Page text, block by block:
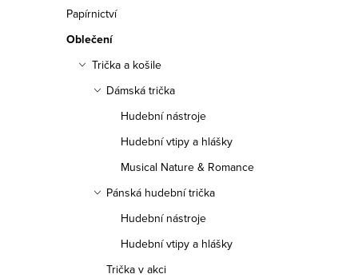
n
n
Papírnictví
Oblečení
Trička a košile
Dámská trička
Hudební nástroje
Hudební vtipy a hlášky
Musical Nature & Romance
Pánská hudební trička
Hudební nástroje
Hudební vtipy a hlášky
Trička v akci